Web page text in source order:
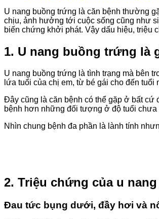
U nang buồng trứng là căn bệnh thường
chịu, ảnh hưởng tới cuộc sống cũng như
biến chứng khởi phát. Vậy dấu hiệu, triệu
1. U nang buồng trứng là
U nang buồng trứng là tình trạng mà bên
lứa tuổi của chị em, từ bé gái cho đến
Đây cũng là căn bệnh có thể gặp ở bất cứ
bệnh hơn những đối tượng ở độ tuổi chưa
Nhìn chung bệnh đa phần là lành tính
2. Triệu chứng của u
Đau tức bụng dưới, đầy hơi và